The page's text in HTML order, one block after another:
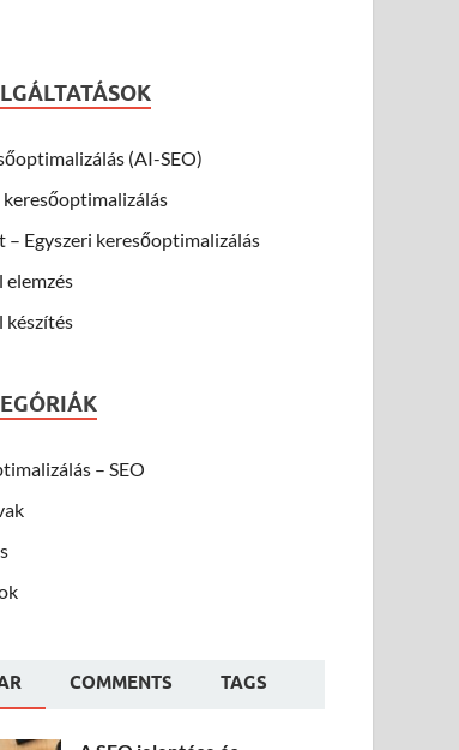
(AI-SEO)
– Egyszeri keresőoptimalizálás
készítés
– SEO
COMMENTS TAGS